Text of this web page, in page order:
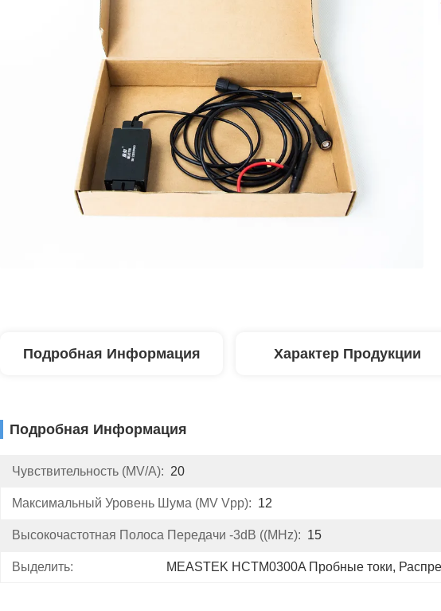
Подробная Информация Характер Продукции
Подробная Информация
Чувствительность (mV/A): 20
Максимальный Уровень Шума (mV Vpp): 12
Высокочастотная Полоса Передачи -3dB ((MHz): 15
Выделить: MEASTEK HCTM0300A Пробные токи,